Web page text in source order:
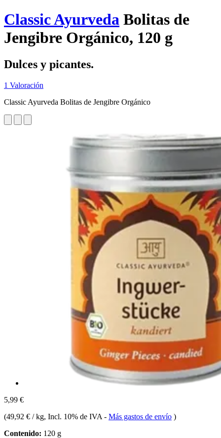
Classic Ayurveda Bolitas de
Jengibre Orgánico, 120 g
Dulces y picantes.
1 Valoración
Classic Ayurveda Bolitas de Jengibre Orgánico
5,99 €
(49,92 € / kg, Incl. 10% de IVA - Más gastos de envío )
Contenido: 120 g